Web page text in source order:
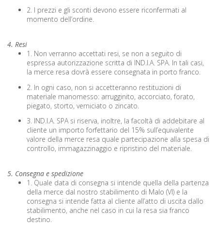
2. I prezzi e gli sconti devono essere riconfermati al
momento dell’ordine.
4. Resi
1. Non verranno accettati resi, se non a seguito di
espressa autorizzazione scritta di IND.I.A. SPA. In tali casi,
la merce resa dovrà essere consegnata in porto franco.
2. In ogni caso, non si accetteranno restituzioni di
materiale manomesso: arrugginito, accorciato, forato,
piegato, storto, verniciato o zincato.
3. IND.I.A. SPA si riserva, inoltre, la facoltà di addebitare al
cliente un importo forfettario del 15% sull’equivalente
valore della merce resa quale partecipazione alla spesa di
controllo, immagazzinaggio e ripristino del materiale.
5. Consegna e spedizione
1. Quale data di consegna si intende quella della partenza
della merce dal nostro stabilimento di Malo (VI) e la
consegna si intende fatta al cliente all’atto di uscita dallo
stabilimento, anche nel caso in cui la resa sia franco
destino.